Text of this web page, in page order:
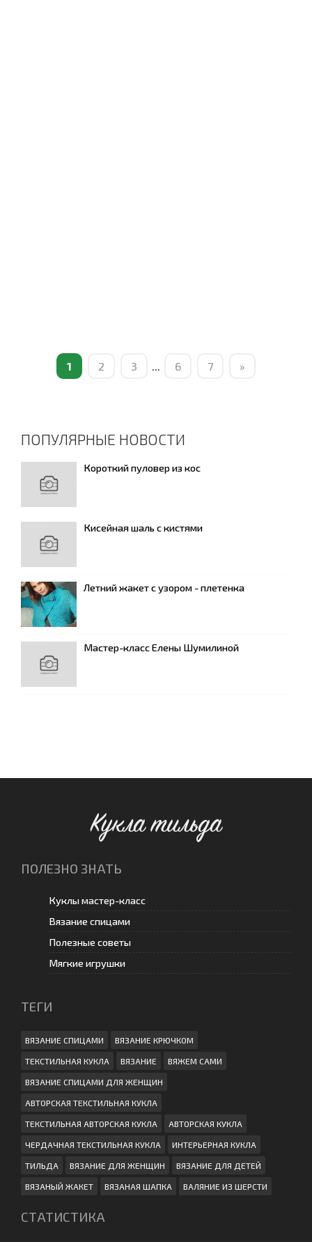
1 2 3 ... 6 7 »
ПОПУЛЯРНЫЕ НОВОСТИ
Короткий пуловер из кос
Кисейная шаль с кистями
Летний жакет с узором - плетенка
Мастер-класс Елены Шумилиной
Кукла тильда
ПОЛЕЗНО ЗНАТЬ
Куклы мастер-класс
Вязание спицами
Полезные советы
Мягкие игрушки
ТЕГИ
ВЯЗАНИЕ СПИЦАМИ ВЯЗАНИЕ КРЮЧКОМ
ТЕКСТИЛЬНАЯ КУКЛА ВЯЗАНИЕ ВЯЖЕМ САМИ
ВЯЗАНИЕ СПИЦАМИ ДЛЯ ЖЕНЩИН
АВТОРСКАЯ ТЕКСТИЛЬНАЯ КУКЛА
ТЕКСТИЛЬНАЯ АВТОРСКАЯ КУКЛА АВТОРСКАЯ КУКЛА
ЧЕРДАЧНАЯ ТЕКСТИЛЬНАЯ КУКЛА ИНТЕРЬЕРНАЯ КУКЛА
ТИЛЬДА ВЯЗАНИЕ ДЛЯ ЖЕНЩИН ВЯЗАНИЕ ДЛЯ ДЕТЕЙ
ВЯЗАНЫЙ ЖАКЕТ ВЯЗАНАЯ ШАПКА ВАЛЯНИЕ ИЗ ШЕРСТИ
СТАТИСТИКА